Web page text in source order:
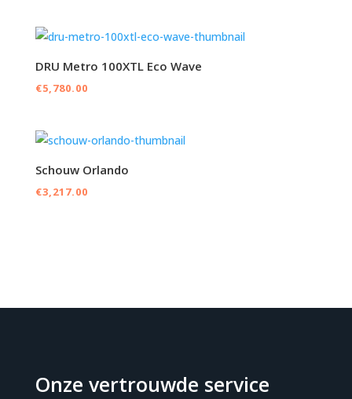
DRU Metro 100XTL Eco Wave
€5,780.00
Schouw Orlando
€3,217.00
Onze vertrouwde service